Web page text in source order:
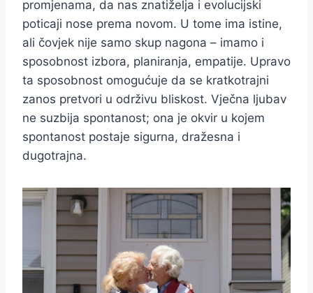
promjenama, da nas znatiželja i evolucijski
poticaji nose prema novom. U tome ima istine,
ali čovjek nije samo skup nagona – imamo i
sposobnost izbora, planiranja, empatije. Upravo
ta sposobnost omogućuje da se kratkotrajni
zanos pretvori u održivu bliskost. Vječna ljubav
ne suzbija spontanost; ona je okvir u kojem
spontanost postaje sigurna, dražesna i
dugotrajna.